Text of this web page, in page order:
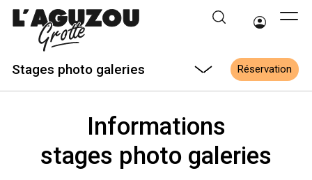
Stages photo galeries Réservation
Informations
stages photo galeries